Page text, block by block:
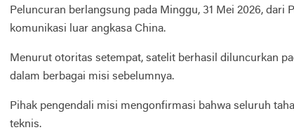
Peluncuran berlangsung pada Minggu, 31 Mei 2026,
komunikasi luar angkasa China.
Menurut otoritas setempat, satelit berhasil diluncurkan
dalam berbagai misi sebelumnya.
Pihak pengendali misi mengonfirmasi bahwa seluruh
teknis.